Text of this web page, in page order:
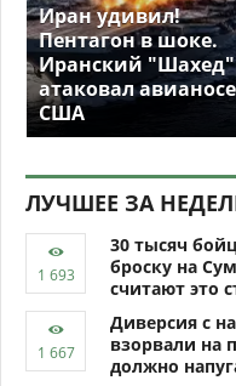
Иран удивил!
Пентагон в шоке.
Иранский "Шахед"
атаковал
США
ЛУЧШЕЕ ЗА
30 тысяч
броску на
считают это
Диверсия с
взорвали на
должно